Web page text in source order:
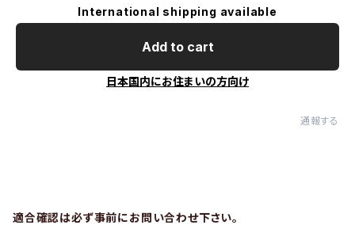
International shipping available
Add to cart
日本国内にお住まいの方向け
通報する
適合確認は必ず事前にお問い合わせ下さい。